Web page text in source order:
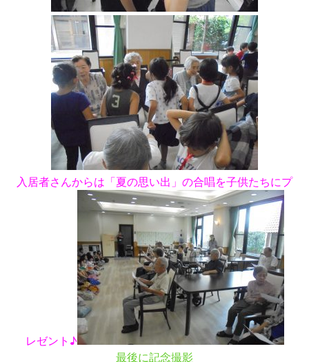
入居者さんからは「夏の思い出」の合唱を子供たちにプ
レゼント♪
最後に記念撮影